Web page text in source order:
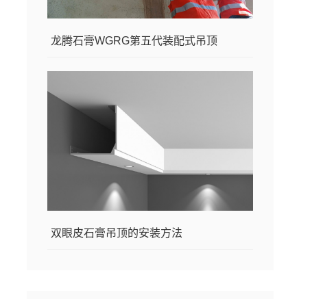
龙腾石膏WGRG第五代装配式吊顶
双眼皮石膏吊顶的安装方法